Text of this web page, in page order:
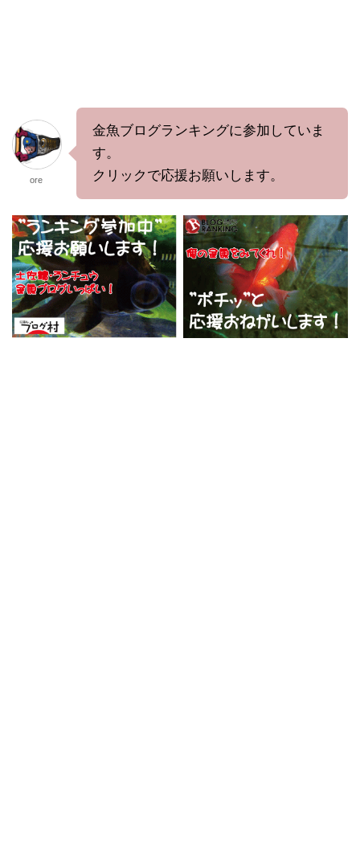
ore
金魚ブログランキングに参加していま
す。
クリックで応援お願いします。